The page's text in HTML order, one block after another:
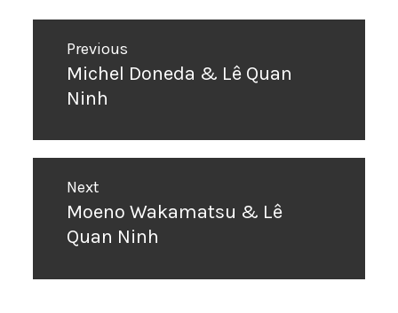
l’article
Previous
Previous
post:
Michel Doneda & Lê Quan
Ninh
Next
Next
post:
Moeno Wakamatsu & Lê
Quan Ninh